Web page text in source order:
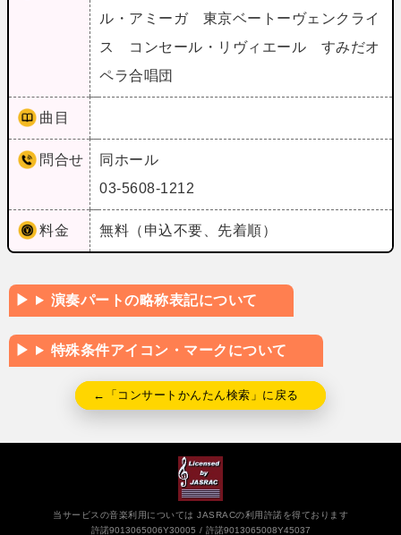
ル・アミーガ 東京ベートーヴェンクライ
ス コンセール・リヴィエール すみだオ
ペラ合唱団
曲目
問合せ
同ホール
03-5608-1212
料金 無料（申込不要、先着順）
演奏パートの略称表記について
特殊条件アイコン・マークについて
←「コンサートかんたん検索」に戻る
当サービスの音楽利用については JASRACの利用許諾を得ております
許諾9013065006Y30005
許諾9013065008Y45037